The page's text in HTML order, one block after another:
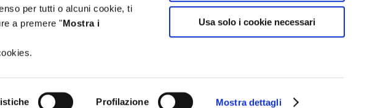
per tutti o alcuni cookie, ti
a premere "Mostra i
Profilazione Mostra dettagli
Usa solo i cookie necessari
S.p.A.